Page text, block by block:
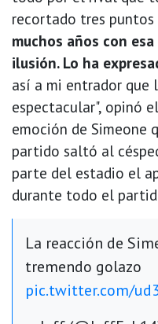
recortado tres
muchos años con
ilusión. Lo ha
así a mi entrador que
espectacular", opinó
emoción de Simeone
partido saltó al
parte del estadio el
durante todo el
La reacción de
tremendo golazo
pic.twitter.com/